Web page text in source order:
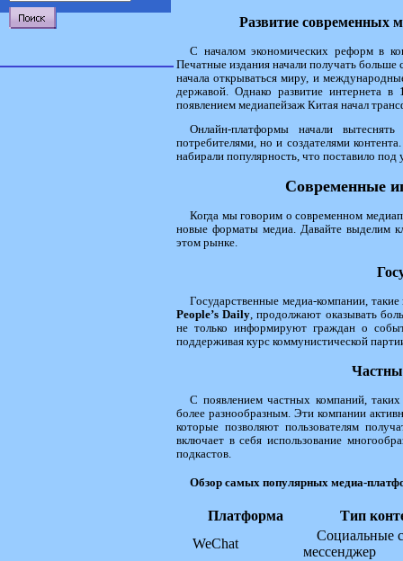
Развитие современных
С началом экономических реформ в
Печатные издания начали получать
начала открываться миру, и
державой. Однако развитие интернета
появлением медиапейзаж Китая начал
Онлайн-платформы начали
потребителями, но и создателями
набирали популярность, что поставило
Современные
Когда мы говорим о современном
новые форматы медиа. Давайте выделим
этом рынке.
Государственные медиа-компании,
People’s Daily, продолжают оказывать
не только информируют граждан о
поддерживая курс коммунистической
С появлением частных компаний,
более разнообразным. Эти компании
которые позволяют пользователям
включает в себя использование
подкастов.
Обзор самых популярных медиа-
Платформа
Тип
WeChat
Социальные
мессенджер